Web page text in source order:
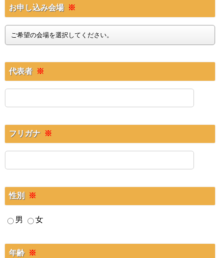
お申し込み会場 ※
代表者 ※
フリガナ ※
性別 ※
男 女
年齢 ※